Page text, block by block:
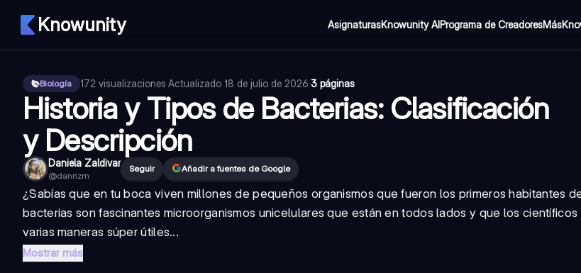
Knowunity AsignaturasKnowunity AIPrograma de CreadoresMás
Biología 172 visualizaciones·Actualizado 18 de julio de 2026·3 páginas
Historia y Tipos de Bacterias: Clasificación
y Descripción
Daniela Zaldivar
@dannzm
Seguir Añadir a fuentes de Google
¿Sabías que en tu boca viven millones de pequeños organismos que fueron los primeros habitantes
bacterias son fascinantes microorganismos unicelulares que están en todos lados y que los
varias maneras súper útiles...
Mostrar más